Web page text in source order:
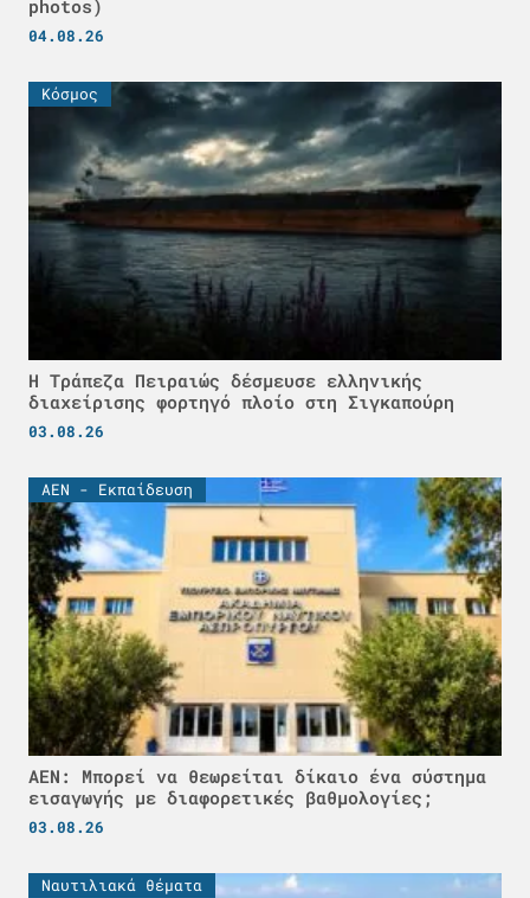
photos)
04.08.26
Κόσμος
Η Τράπεζα Πειραιώς δέσμευσε ελληνικής
διαχείρισης φορτηγό πλοίο στη Σιγκαπούρη
03.08.26
ΑΕΝ - Εκπαίδευση
ΑΕΝ: Μπορεί να θεωρείται δίκαιο ένα σύστημα
εισαγωγής με διαφορετικές βαθμολογίες;
03.08.26
Ναυτιλιακά θέματα